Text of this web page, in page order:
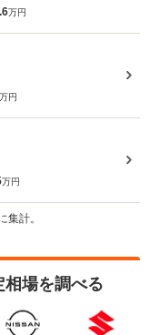
万円
万円
万円
計。
場を調べる